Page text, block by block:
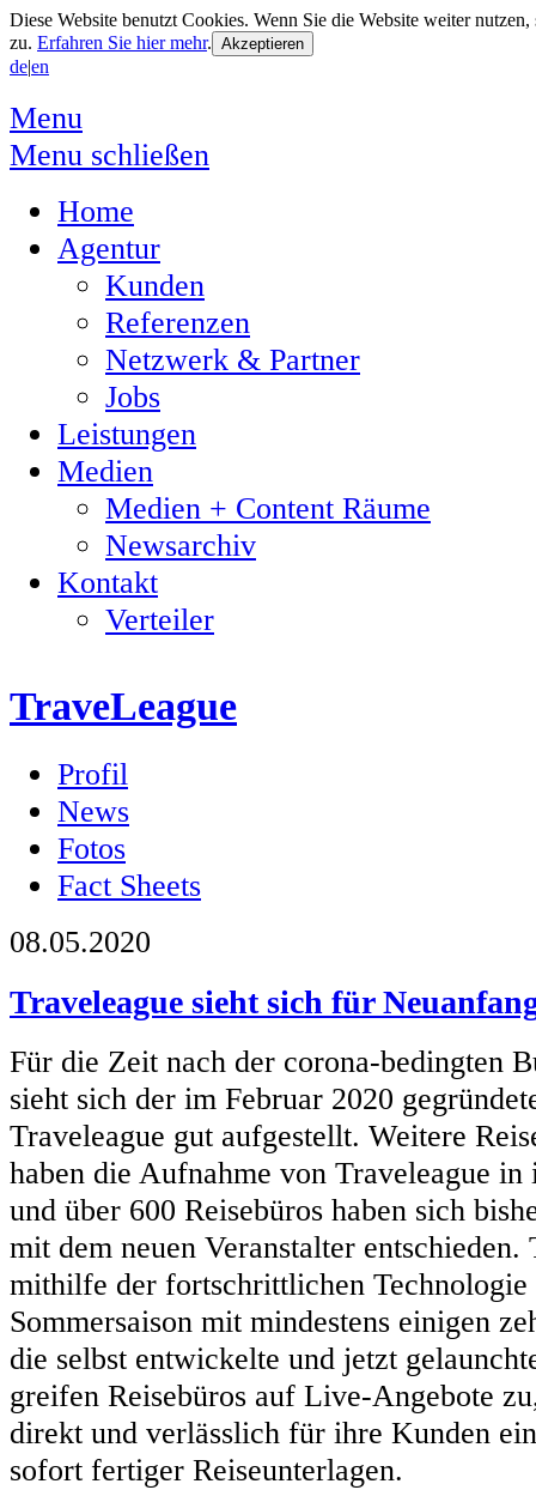
Diese Website benutzt Cookies. Wenn Sie die Website weiter
zu. Erfahren Sie hier mehr.
de|en
Menu
Menu schließen
Home
Agentur
Kunden
Referenzen
Netzwerk & Partner
Jobs
Leistungen
Medien
Medien + Content Räume
Newsarchiv
Kontakt
Verteiler
TraveLeague
Profil
News
Fotos
Fact Sheets
08.05.2020
Traveleague sieht sich für
Für die Zeit nach der corona-bedingten
sieht sich der im Februar 2020
Traveleague gut aufgestellt. Weitere
haben die Aufnahme von Traveleague
und über 600 Reisebüros haben sich
mit dem neuen Veranstalter entschieden.
mithilfe der fortschrittlichen
Sommersaison mit mindestens einigen
die selbst entwickelte und jetzt
greifen Reisebüros auf Live-Angebote
direkt und verlässlich für ihre Kunden
sofort fertiger Reiseunterlagen.